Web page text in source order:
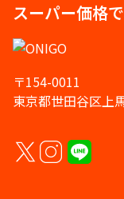
スーパー価格
〒154-0011
東京都世田谷区上